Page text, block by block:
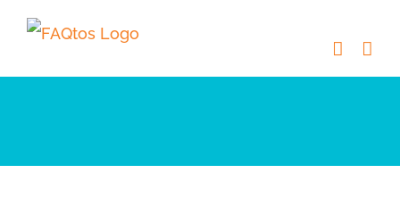
Skip
content